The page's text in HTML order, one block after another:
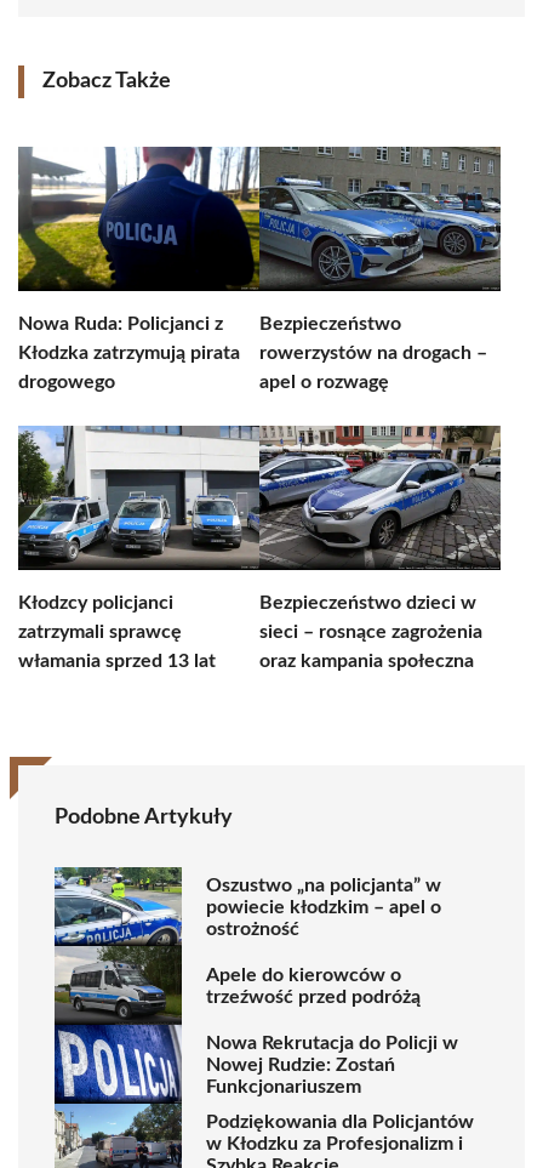
Zobacz Także
Nowa Ruda: Policjanci z
Kłodzka zatrzymują pirata
drogowego
Bezpieczeństwo
rowerzystów na drogach –
apel o rozwagę
Kłodzcy policjanci
zatrzymali sprawcę
włamania sprzed 13 lat
Bezpieczeństwo dzieci w
sieci – rosnące zagrożenia
oraz kampania społeczna
Podobne Artykuły
Oszustwo „na policjanta” w
powiecie kłodzkim – apel o
ostrożność
Apele do kierowców o
trzeźwość przed podróżą
Nowa Rekrutacja do Policji w
Nowej Rudzie: Zostań
Funkcjonariuszem
Podziękowania dla Policjantów
w Kłodzku za Profesjonalizm i